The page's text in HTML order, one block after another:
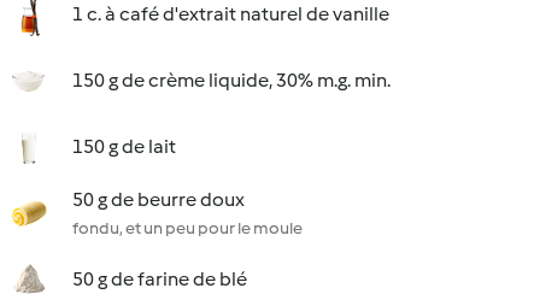
1 c. à café d'extrait naturel de vanille
150 g de crème liquide, 30% m.g. min.
150 g de lait
50 g de beurre doux
fondu, et un peu pour le moule
50 g de farine de blé